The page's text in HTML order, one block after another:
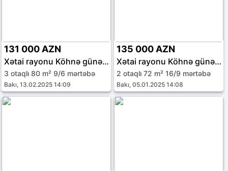
131 000 AZN
Xətai rayonu Köhnə günəşli qəs.
3 otaqlı 80 m² 9/6 mərtəbə
Bakı, 13.02.2025 14:09
135 000 AZN
Xətai rayonu Köhnə günəşli qəs.
2 otaqlı 72 m² 16/9 mərtəbə
Bakı, 05.01.2025 14:08